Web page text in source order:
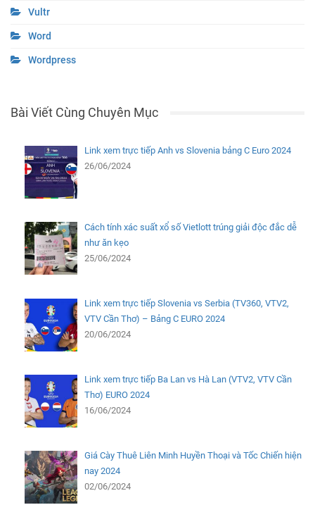
Vultr
Word
Wordpress
Bài Viết Cùng Chuyên Mục
Link xem trực tiếp Anh vs Slovenia bảng C Euro 2024
26/06/2024
Cách tính xác suất xổ số Vietlott trúng giải độc đắc dễ
như ăn kẹo
25/06/2024
Link xem trực tiếp Slovenia vs Serbia (TV360, VTV2,
VTV Cần Thơ) – Bảng C EURO 2024
20/06/2024
Link xem trực tiếp Ba Lan vs Hà Lan (VTV2, VTV Cần
Thơ) EURO 2024
16/06/2024
Giá Cày Thuê Liên Minh Huyền Thoại và Tốc Chiến hiện
nay 2024
02/06/2024